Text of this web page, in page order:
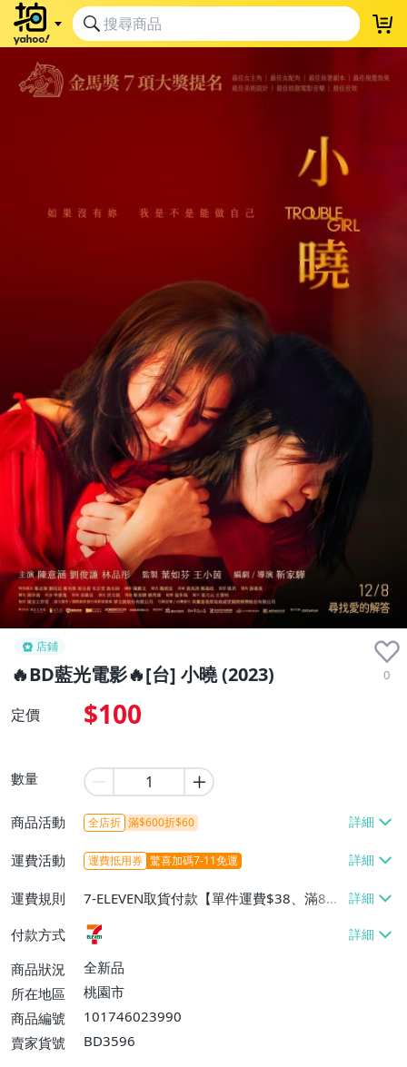
店鋪
🔥BD藍光電影🔥[台] 小曉 (2023) 0
定價 $100
數量
商品活動 全店折 滿$600折$60
運費活動 運費抵用券 驚喜加碼7-11免運
運費規則
7-ELEVEN取貨付款【單件運費$38、滿8件
或消費滿$800免運費】
付款方式
商品狀況
全新品
所在地區
桃園市
商品編號
101746023990
賣家貨號
BD3596